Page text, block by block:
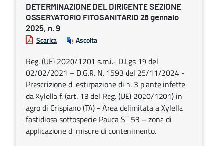
DETERMINAZIONE DEL DIRIGENTE SEZIONE
OSSERVATORIO FITOSANITARIO 28 gennaio
2025, n. 9
Scarica Ascolta
Reg. (UE) 2020/1201 s.m.i.- D.Lgs 19 del
02/02/2021 – D.G.R. N. 1593 del 25/11/2024 -
Prescrizione di estirpazione di n. 3 piante infette
da Xylella f. (art. 13 del Reg. (UE) 2020/1201) in
agro di Crispiano (TA) - Area delimitata a Xylella
fastidiosa sottospecie Pauca ST 53 – zona di
applicazione di misure di contenimento.